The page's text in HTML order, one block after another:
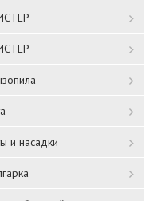
и насадки